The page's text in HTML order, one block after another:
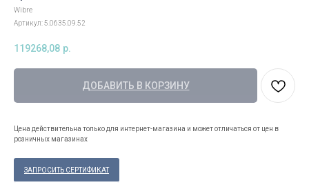
Wibre
Артикул:5.0635.09.52
119268,08 р.
ДОБАВИТЬ В КОРЗИНУ
Цена действительна только для интернет-магазина и может отличаться от цен в
розничных магазинах
ЗАПРОСИТЬ СЕРТИФИКАТ